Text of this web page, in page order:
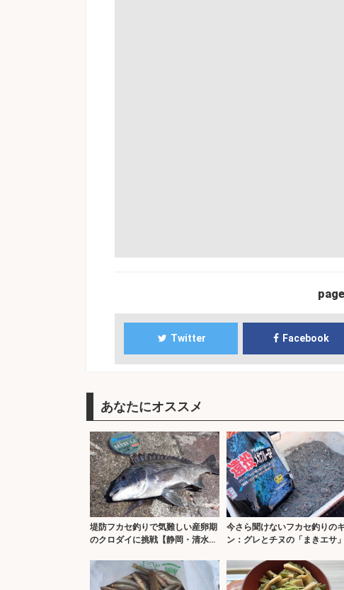
Twitter Facebook
あなたにオススメ
堤防フカセ釣りで気難しい産卵期
のクロダイに挑戦【静岡・清水
今さら聞けないフカセ釣りの
ン：グレとチヌの「まきエサ